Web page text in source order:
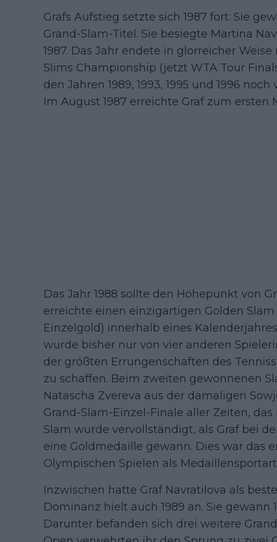
Grafs Aufstieg setzte sich 1987 fort: Sie
Grand-Slam-Titel. Sie besiegte Martina
1987. Das Jahr endete in glorreicher
Slims Championship (jetzt WTA Tour
den Jahren 1989, 1993, 1995 und 1996
Im August 1987 erreichte Graf zum ersten
Das Jahr 1988 sollte den Höhepunkt von
erreichte einen einzigartigen Golden
Einzelgold) innerhalb eines
wurde bisher nur von vier anderen
der größten Errungenschaften des
zu schaffen. Beim zweiten gewonnenen
Natascha Zvereva aus der damaligen
Grand-Slam-Einzel-Finale aller Zeiten,
Slam wurde vervollständigt, als Graf bei
eine Goldmedaille gewann. Dies war das
Olympischen Spielen als
Inzwischen hatte Graf Navratilova als
Dominanz hielt auch 1989 an. Sie gewann
Darunter befanden sich drei weitere